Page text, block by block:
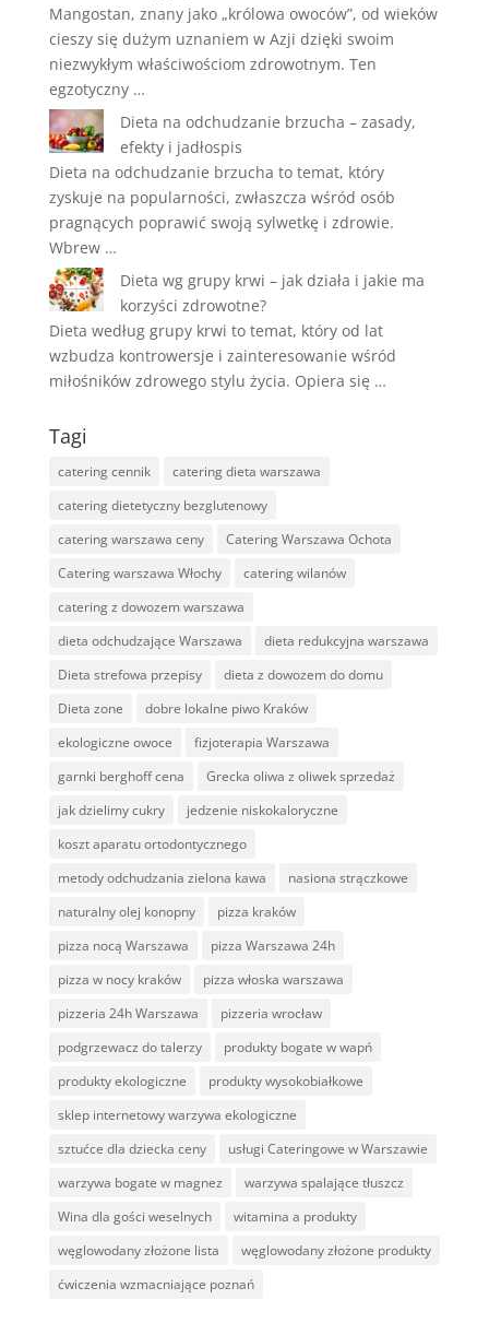
Mangostan, znany jako „królowa owoców”, od wieków
cieszy się dużym uznaniem w Azji dzięki swoim
niezwykłym właściwościom zdrowotnym. Ten
egzotyczny …
Dieta na odchudzanie brzucha – zasady,
efekty i jadłospis
Dieta na odchudzanie brzucha to temat, który
zyskuje na popularności, zwłaszcza wśród osób
pragnących poprawić swoją sylwetkę i zdrowie.
Wbrew …
Dieta wg grupy krwi – jak działa i jakie ma
korzyści zdrowotne?
Dieta według grupy krwi to temat, który od lat
wzbudza kontrowersje i zainteresowanie wśród
miłośników zdrowego stylu życia. Opiera się …
Tagi
catering cennik
catering dieta warszawa
catering dietetyczny bezglutenowy
catering warszawa ceny
Catering Warszawa Ochota
Catering warszawa Włochy
catering wilanów
catering z dowozem warszawa
dieta odchudzające Warszawa
dieta redukcyjna warszawa
Dieta strefowa przepisy
dieta z dowozem do domu
Dieta zone
dobre lokalne piwo Kraków
ekologiczne owoce
fizjoterapia Warszawa
garnki berghoff cena
Grecka oliwa z oliwek sprzedaż
jak dzielimy cukry
jedzenie niskokaloryczne
koszt aparatu ortodontycznego
metody odchudzania zielona kawa
nasiona strączkowe
naturalny olej konopny
pizza kraków
pizza nocą Warszawa
pizza Warszawa 24h
pizza w nocy kraków
pizza włoska warszawa
pizzeria 24h Warszawa
pizzeria wrocław
podgrzewacz do talerzy
produkty bogate w wapń
produkty ekologiczne
produkty wysokobiałkowe
sklep internetowy warzywa ekologiczne
sztućce dla dziecka ceny
usługi Cateringowe w Warszawie
warzywa bogate w magnez
warzywa spalające tłuszcz
Wina dla gości weselnych
witamina a produkty
węglowodany złożone lista
węglowodany złożone produkty
ćwiczenia wzmacniające poznań